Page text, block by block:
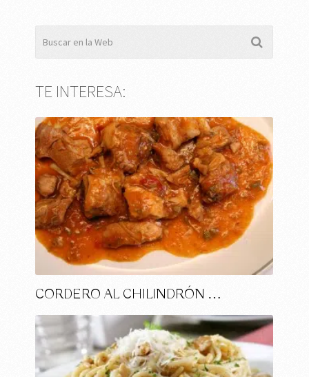
TE INTERESA:
CORDERO AL CHILINDRÓN …